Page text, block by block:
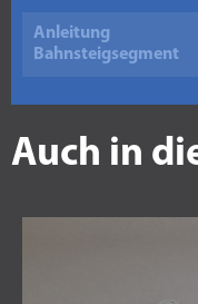
Anleitung
Bahnsteigsegment
Auch in